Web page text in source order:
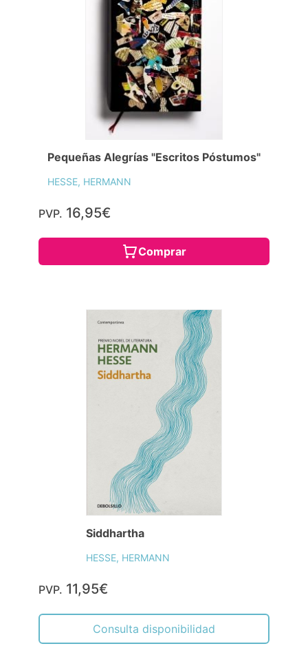
Pequeñas Alegrías "Escritos Póstumos"
HESSE, HERMANN
PVP. 16,95€
Comprar
Siddhartha
HESSE, HERMANN
PVP. 11,95€
Consulta disponibilidad